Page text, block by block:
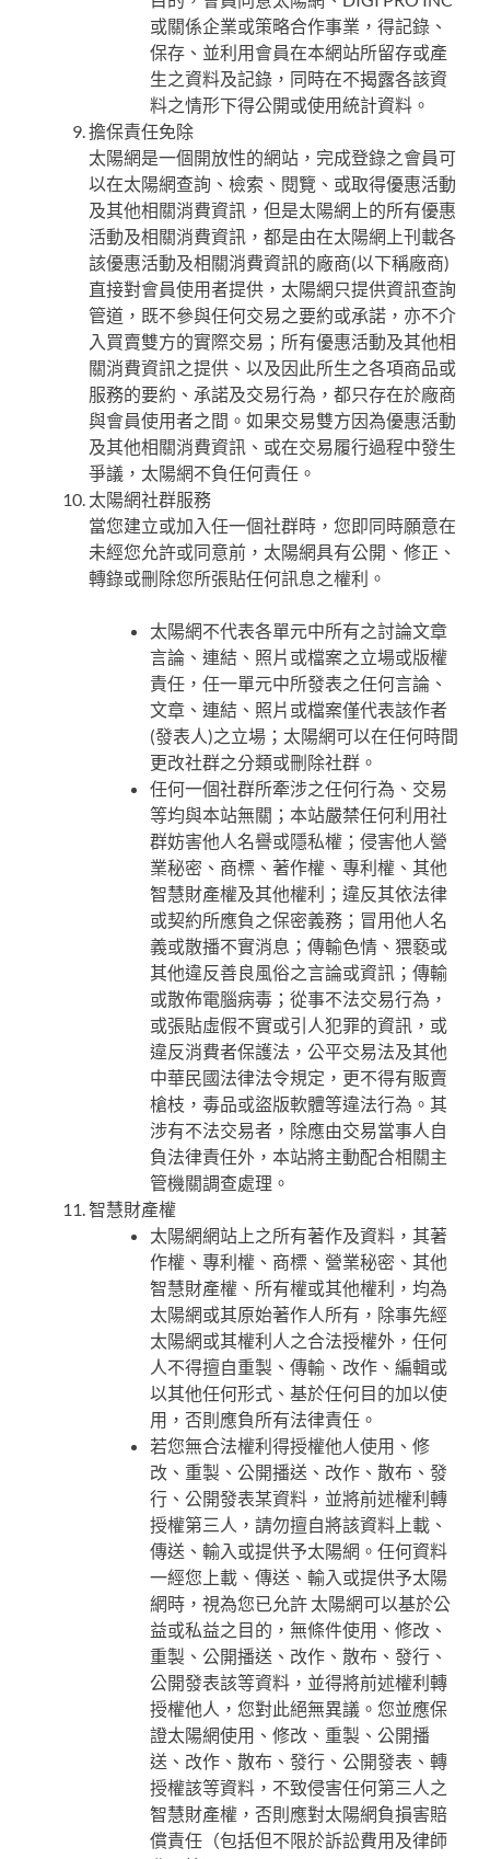
或關係企業或策略合作事業，得記錄、
保存、並利用會員在本網站所留存或產
生之資料及記錄，同時在不揭露各該資
料之情形下得公開或使用統計資料。
擔保責任免除
太陽網是一個開放性的網站，完成登錄之會員可
以在太陽網查詢、檢索、閱覽、或取得優惠活動
及其他相關消費資訊，但是太陽網上的所有優惠
活動及相關消費資訊，都是由在太陽網上刊載各
該優惠活動及相關消費資訊的廠商(以下稱廠商)
直接對會員使用者提供，太陽網只提供資訊查詢
管道，既不參與任何交易之要約或承諾，亦不介
入買賣雙方的實際交易；所有優惠活動及其他相
關消費資訊之提供、以及因此所生之各項商品或
服務的要約、承諾及交易行為，都只存在於廠商
與會員使用者之間。如果交易雙方因為優惠活動
及其他相關消費資訊、或在交易履行過程中發生
爭議，太陽網不負任何責任。
太陽網社群服務
當您建立或加入任一個社群時，您即同時願意在
未經您允許或同意前，太陽網具有公開、修正、
轉錄或刪除您所張貼任何訊息之權利。
太陽網不代表各單元中所有之討論文章
言論、連結、照片或檔案之立場或版權
責任，任一單元中所發表之任何言論、
文章、連結、照片或檔案僅代表該作者
(發表人)之立場；太陽網可以在任何時間
更改社群之分類或刪除社群。
任何一個社群所牽涉之任何行為、交易
等均與本站無關；本站嚴禁任何利用社
群妨害他人名譽或隱私權；侵害他人營
業秘密、商標、著作權、專利權、其他
智慧財產權及其他權利；違反其依法律
或契約所應負之保密義務；冒用他人名
義或散播不實消息；傳輸色情、猥褻或
其他違反善良風俗之言論或資訊；傳輸
或散佈電腦病毒；從事不法交易行為，
或張貼虛假不實或引人犯罪的資訊，或
違反消費者保護法，公平交易法及其他
中華民國法律法令規定，更不得有販賣
槍枝，毒品或盜版軟體等違法行為。其
涉有不法交易者，除應由交易當事人自
負法律責任外，本站將主動配合相關主
管機關調查處理。
智慧財產權
太陽網網站上之所有著作及資料，其著
作權、專利權、商標、營業秘密、其他
智慧財產權、所有權或其他權利，均為
太陽網或其原始著作人所有，除事先經
太陽網或其權利人之合法授權外，任何
人不得擅自重製、傳輸、改作、編輯或
以其他任何形式、基於任何目的加以使
用，否則應負所有法律責任。
若您無合法權利得授權他人使用、修
改、重製、公開播送、改作、散布、發
行、公開發表某資料，並將前述權利轉
授權第三人，請勿擅自將該資料上載、
傳送、輸入或提供予太陽網。任何資料
一經您上載、傳送、輸入或提供予太陽
網時，視為您已允許 太陽網可以基於公
益或私益之目的，無條件使用、修改、
重製、公開播送、改作、散布、發行、
公開發表該等資料，並得將前述權利轉
授權他人，您對此絕無異議。您並應保
證太陽網使用、修改、重製、公開播
送、改作、散布、發行、公開發表、轉
授權該等資料，不致侵害任何第三人之
智慧財產權，否則應對太陽網負損害賠
償責任（包括但不限於訴訟費用及律師